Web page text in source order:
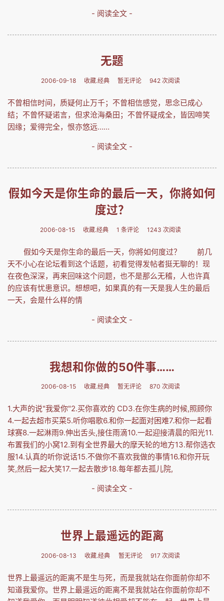
- 阅读全文 -
无题
2006-09-18 收藏.经典 暂无评论 942 次阅读
不曾相信时间，质疑何止万千；不曾相信感觉，思念已成心
结；不曾怀疑诺言，但求沧海桑田；不曾怀疑成全，皆因啼笑
因缘；爱得完全，恨亦悠远……
- 阅读全文 -
假如今天是你生命的最后一天，你將如何
度过？
2006-08-15 收藏.经典 1 条评论 1243 次阅读
假如今天是你生命的最后一天，你將如何度过？ 前几
天不小心在论坛看到这个话题，初看觉得发帖者挺无聊的！现
在夜色深深，再来回味这个问题，也不是那么无稽，人也许真
的应该有忧患意识。想想吧，如果真的有一天是我人生的最后
一天，会是什么样的情
- 阅读全文 -
我想和你做的50件事……
2006-08-15 收藏.经典 暂无评论 870 次阅读
1.大声的说"我爱你"2.买你喜欢的 CD3.在你生病的时候,照顾你
4.一起去超市买菜5.听你唱歌6.和你一起面对困难7.和你一起看
球赛8.一起淋雨9.伸出舌头,接住雨滴10.一起迎接清晨的阳光11.
布置我们的小窝12.到有全世界最大的摩天轮的地方13.帮你选衣
服14.认真的听你说话15.不做你不喜欢我做的事情16.和你开玩
笑,然后一起大笑17.一起去散步18.每年都去孤儿院,
- 阅读全文 -
世界上最遥远的距离
2006-08-13 收藏.经典 暂无评论 917 次阅读
世界上最遥远的距离不是生与死，而是我就站在你面前你却不
知道我爱你。世界上最遥远的距离不是我就站在你面前你却不